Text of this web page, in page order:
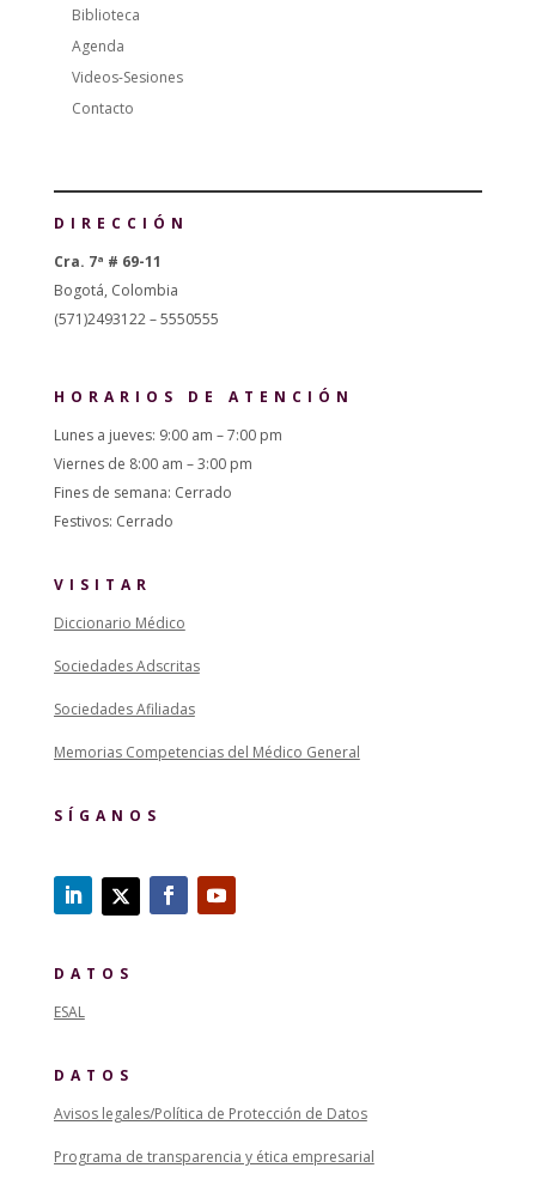
Biblioteca
Agenda
Videos-Sesiones
Contacto
DIRECCIÓN
Cra. 7ª # 69-11
Bogotá, Colombia
(571)2493122 – 5550555
HORARIOS DE ATENCIÓN
Lunes a jueves: 9:00 am – 7:00 pm
Viernes de 8:00 am – 3:00 pm
Fines de semana: Cerrado
Festivos: Cerrado
VISITAR
Diccionario Médico
Sociedades Adscritas
Sociedades Afiliadas
Memorias Competencias del Médico General
SÍGANOS
DATOS
ESAL
DATOS
Avisos legales/Política de Protección de Datos
Programa de transparencia y ética empresarial